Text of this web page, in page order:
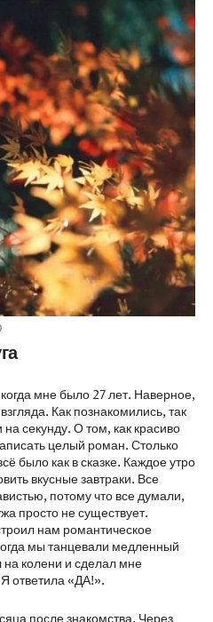
мне было 27 лет. Наверное,
Как познакомились, так
секунду. О том, как красиво
целый роман. Столько
было как в сказке. Каждое утро
вкусные завтраки. Все
потому что все думали,
просто не существует.
нам романтическое
мы танцевали медленный
на колени и сделал мне
ответила «ДА!».